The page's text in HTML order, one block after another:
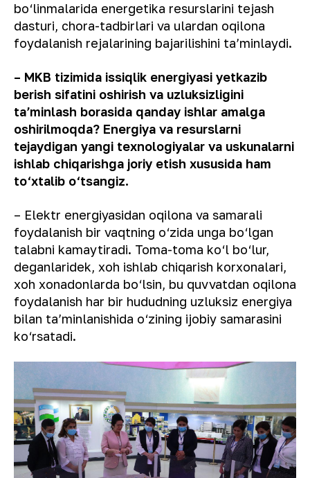
bo‘linmalarida energetika resurslarini tejash
dasturi, chora-tadbirlari va ulardan oqilona
foydalanish rejalarining bajarilishini taʼminlaydi.
– MKB tizimida issiqlik energiyasi yetkazib
berish sifatini oshirish va uzluksizligini
taʼminlash borasida qanday ishlar amalga
oshirilmoqda? Energiya va resurslarni
tejaydigan yangi texnologiyalar va uskunalarni
ishlab chiqarishga joriy etish xususida ham
to‘xtalib o‘tsangiz.
– Elektr energiyasidan oqilona va samarali
foydalanish bir vaqtning o‘zida unga bo‘lgan
talabni kamaytiradi. Toma-toma ko‘l bo‘lur,
deganlaridek, xoh ishlab chiqarish korxonalari,
xoh xonadonlarda bo‘lsin, bu quvvatdan oqilona
foydalanish har bir hududning uzluksiz energiya
bilan taʼminlanishida o‘zining ijobiy samarasini
ko‘rsatadi.